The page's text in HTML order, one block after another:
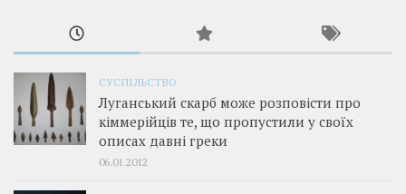
СУСПІЛЬСТВО
Луганський скарб може розповісти про
кіммерійців те, що пропустили у своїх
описах давні греки
06.01.2012